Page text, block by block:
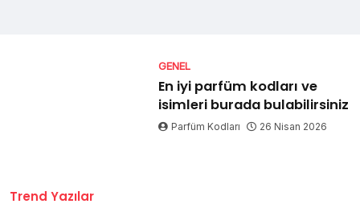
GENEL
En iyi parfüm kodları ve
isimleri burada bulabilirsiniz
Parfüm Kodları 26 Nisan 2026
Trend Yazılar